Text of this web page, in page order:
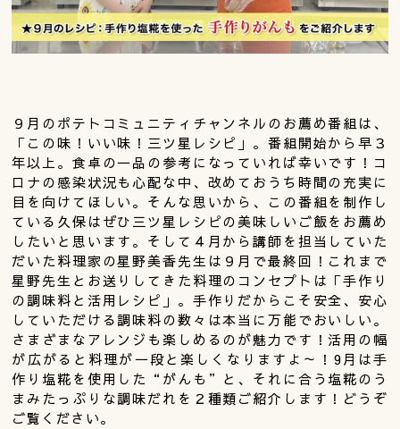
９月のポテトコミュニティチャンネルのお薦め番組は、
「この味！いい味！三ツ星レシピ」。番組開始から早３
年以上。食卓の一品の参考になっていれば幸いです！コ
ロナの感染状況も心配な中、改めておうち時間の充実に
目を向けてほしい。そんな思いから、この番組を制作し
ている久保はぜひ三ツ星レシピの美味しいご飯をお薦め
したいと思います。そして４月から講師を担当していた
だいた料理家の星野美香先生は９月で最終回！これまで
星野先生とお送りしてきた料理のコンセプトは「手作り
の調味料と活用レシピ」。手作りだからこそ安全、安心
していただける調味料の数々は本当に万能でおいしい。
さまざまなアレンジも楽しめるのが魅力です！活用の幅
が広がると料理が一段と楽しくなりますよ～！9月は手
作り塩糀を使用した“がんも”と、それに合う塩糀のう
まみたっぷりな調味だれを２種類ご紹介します！どうぞ
ご覧ください。